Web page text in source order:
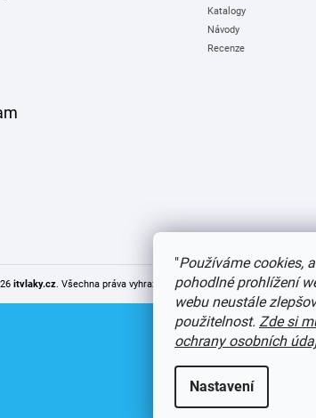
"Používáme cookies,
pohodlné prohlížení
webu neustále
použitelnost. Zde si
ochrany osobních
Nastavení
Katalogy
Návody
Recenze
itvlaky.cz . Všechna práva vyhrazena.Upravit nastavení cookies